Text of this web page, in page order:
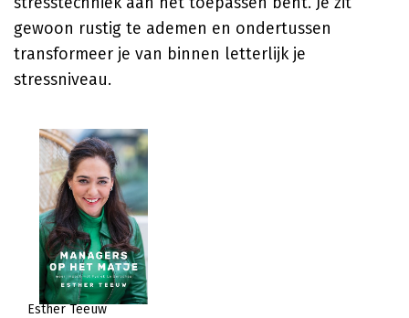
gewoon rustig te ademen en ondertussen
transformeer je van binnen letterlijk je
stressniveau.
Esther Teeuw